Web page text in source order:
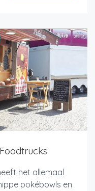
het allemaal
pokébowls en